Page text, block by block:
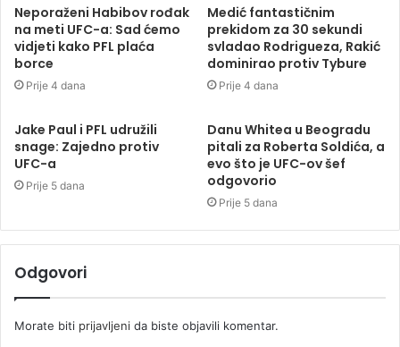
Neporaženi Habibov rođak
na meti UFC-a: Sad ćemo
vidjeti kako PFL plaća
borce
Prije 4 dana
Medić fantastičnim
prekidom za 30 sekundi
svladao Rodrigueza, Rakić
dominirao protiv Tybure
Prije 4 dana
Jake Paul i PFL udružili
snage: Zajedno protiv
UFC-a
Prije 5 dana
Danu Whitea u Beogradu
pitali za Roberta Soldića, a
evo što je UFC-ov šef
odgovorio
Prije 5 dana
Odgovori
Morate biti prijavljeni da biste objavili komentar.